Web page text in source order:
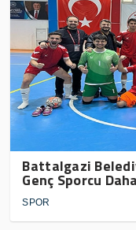
Battalgazi
Genç Sporcu
SPOR